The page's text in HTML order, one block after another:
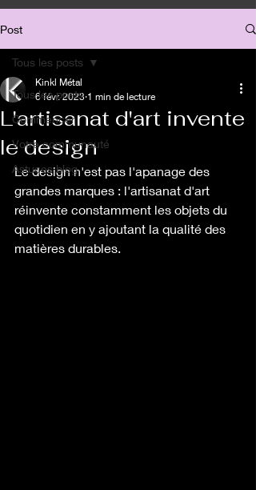
Post
Tous les posts
Commencer
Votre communauté
Astuces blog
Tous les posts
L'artisanat d'art invente
le design
Kinkl Métal
6 févr. 2023 1 min de lecture
Le design n'est pas l'apanage des
grandes marques : l'artisanat d'art
réinvente constamment les objets du
quotidien en y ajoutant la qualité des
matières durables.